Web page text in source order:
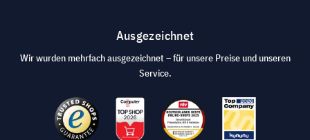
Ausgezeichnet
Wir wurden mehrfach ausgezeichnet – für unsere Preise und unseren
Service.